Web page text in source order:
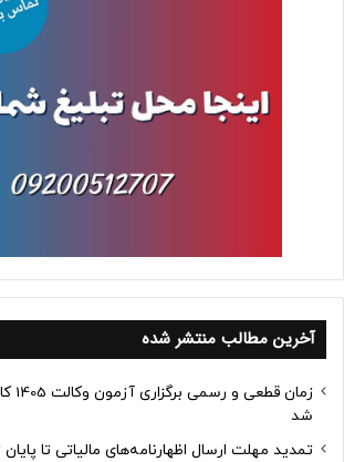
آخرین مطالب منتشر شده
شد
تمدید مهلت ارسال اظهارنامه‌های مالیاتی تا پایان